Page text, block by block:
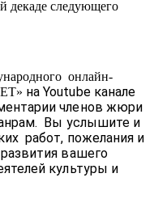
декаде следующего
онлайн-
на Youtube канале
членов жюри
Вы услышите и
работ, пожелания и
вашего
культуры и